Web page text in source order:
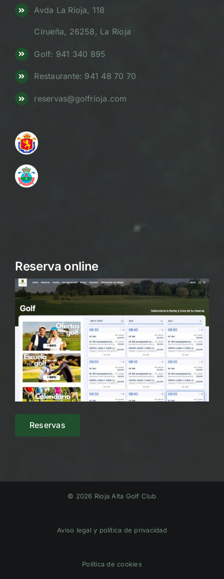
Avda La Rioja, 118
Cirueña, 26258, La Rioja
Golf: 941 340 895
Restaurante: 941 48 70 70
reservas@golfrioja.com
Reserva online
Reservas
© 2026 Rioja Alta Golf Club
Aviso legal y política de privacidad
Política de cookies